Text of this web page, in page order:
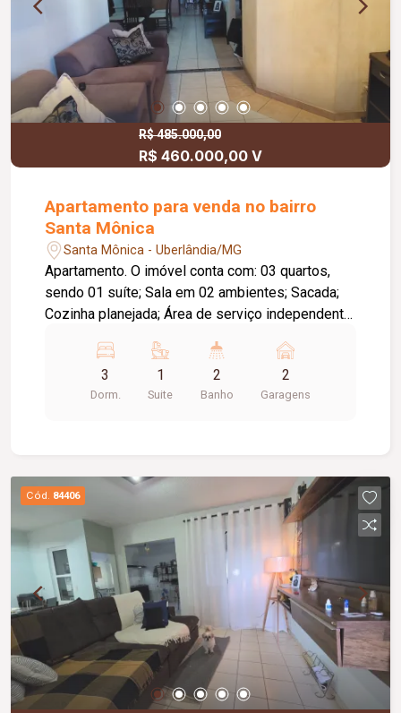
R$ 485.000,00
R$ 460.000,00 V
Apartamento para venda no bairro
Santa Mônica
Santa Mônica - Uberlândia/MG
Apartamento. O imóvel conta com: 03 quartos,
sendo 01 suíte; Sala em 02 ambientes; Sacada;
Cozinha planejada; Área de serviço independente;
Ambientes amplos e bem distribuídos; Excelente
localização, próxima a faculdade da região e ao
comércio local.
3
Dorm.
1
Suite
2
Banho
2
Garagens
Cód. 84406